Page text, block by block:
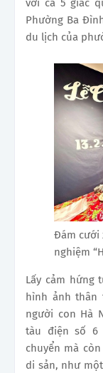
với cả 5 giác
Phường Ba
du lịch của
Đám cưới
nghiệm
Lấy cảm hứng
hình ảnh thân
người con Hà
tàu điện số 6
chuyển mà
di sản, như